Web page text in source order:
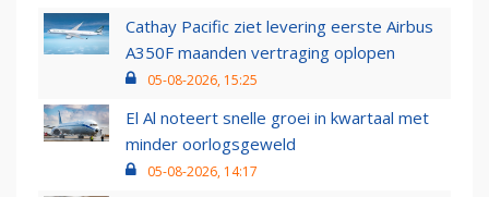
Cathay Pacific ziet levering eerste Airbus
A350F maanden vertraging oplopen
05-08-2026, 15:25
El Al noteert snelle groei in kwartaal met
minder oorlogsgeweld
05-08-2026, 14:17